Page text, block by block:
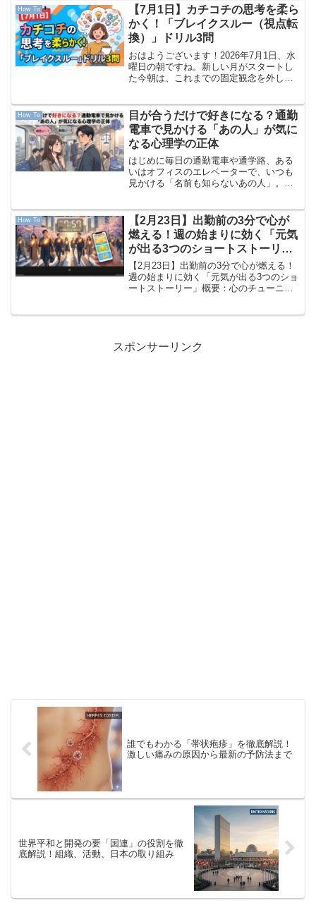
人間にとって自然で基本的な感情の一つ
です。 一般的にネガティブ...
How To
【7月1日】カチコチの思考を柔ら
かく！「ブレイクスルー（視点転
換）」ドリル3問
おはようございます！2026年7月1日、水
曜日の朝ですね。新しい月がスタートし
た今朝は、これまでの固定観念を外し、
の中だるみを防ぎ、頭の柔軟性を取り戻
すための3問です。...
How To
目が合うだけで好きになる？通勤
電車で見かける「あの人」が気に
なる心理学の正体
はじめに毎日の通勤電車や通学路、ある
いはオフィスのエレベーターで、いつも
見かける「名前も知らないあの人」。何
も自分を意識しているのかな？」とドキ
ドキしてしまいますよね。...
How To
【2月23日】出勤前の3分で心が
燃える！週の始まりに効く「元気
が出る3つのショートストーリ
ー」
【2月23日】出勤前の3分で心が燃える！
週の始まりに効く「元気が出る3つのショ
ートストーリー」概要：心のチューニン
スポンサーリンク
誰でもわかる「帯状疱疹」を徹底解説！
激しい痛みの原因から最新の予防法まで
世界平和と開発の要「国連」の役割を徹
底解説！組織、活動、日本の取り組み